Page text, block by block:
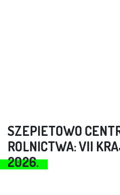
SZEPIETOWO
ROLNICTWA: VII
2026.